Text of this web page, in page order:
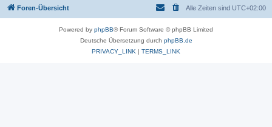
Foren-Übersicht Alle Zeiten sind UTC+02:00
Powered by phpBB® Forum Software © phpBB Limited
Deutsche Übersetzung durch phpBB.de
PRIVACY_LINK | TERMS_LINK